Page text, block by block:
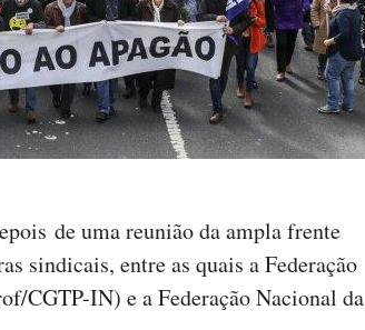
de uma reunião da ampla frente
sindicais, entre as quais a Federação
CGTP-IN) e a Federação Nacional da